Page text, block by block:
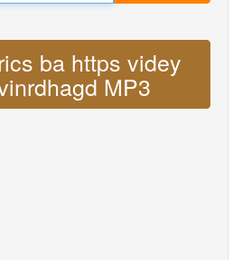
ba https videy
MP3